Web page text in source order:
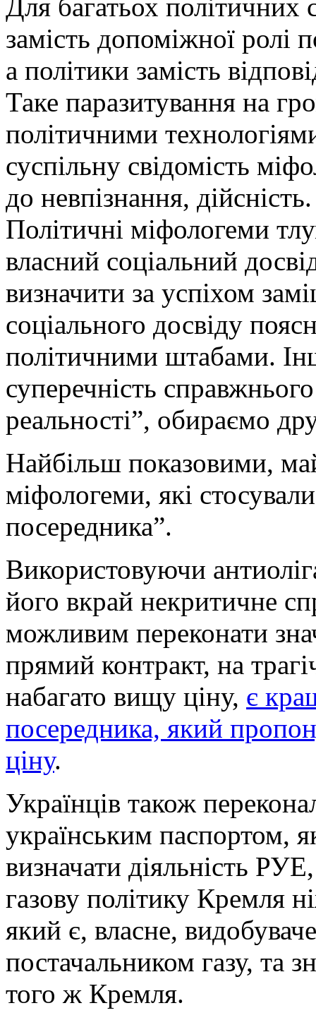
Для багатьох політичних
замість допоміжної ролі
а політики замість
Таке паразитування на
політичними
суспільну свідомість
до невпізнання, дійсність.
Політичні міфологеми
власний соціальний
визначити за успіхом
соціального досвіду
політичними штабами.
суперечність
реальності”, обираємо
Найбільш показовими,
міфологеми, які
посередника”.
Використовуючи
його вкрай некритичне
можливим переконати
прямий контракт, на
набагато вищу ціну, є
посередника, який
ціну.
Українців також
українським паспортом,
визначати діяльність
газову політику Кремля
який є, власне,
постачальником газу, та
того ж Кремля.